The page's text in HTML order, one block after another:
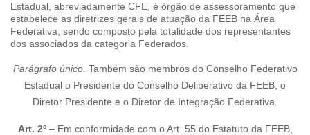
Estadual, abreviadamente CFE, é órgão de assessoramento que
estabelece as diretrizes gerais de atuação da FEEB na Área
Federativa, sendo composto pela totalidade dos representantes
dos associados da categoria Federados.
Parágrafo único. Também são membros do Conselho Federativo
Estadual o Presidente do Conselho Deliberativo da FEEB, o
Diretor Presidente e o Diretor de Integração Federativa.
Art. 2º– Em conformidade com o Art. 55 do Estatuto da FEEB,